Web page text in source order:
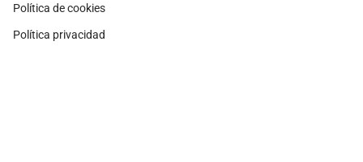
Política de cookies
Política privacidad